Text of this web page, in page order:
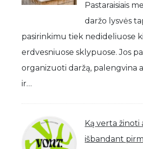
Pastaraisiais
daržo lysvės
pasirinkimu tiek nedideliuose
erdvesniuose sklypuose. Jos
organizuoti daržą, palengvina
ir…
Ką verta žinoti
išbandant